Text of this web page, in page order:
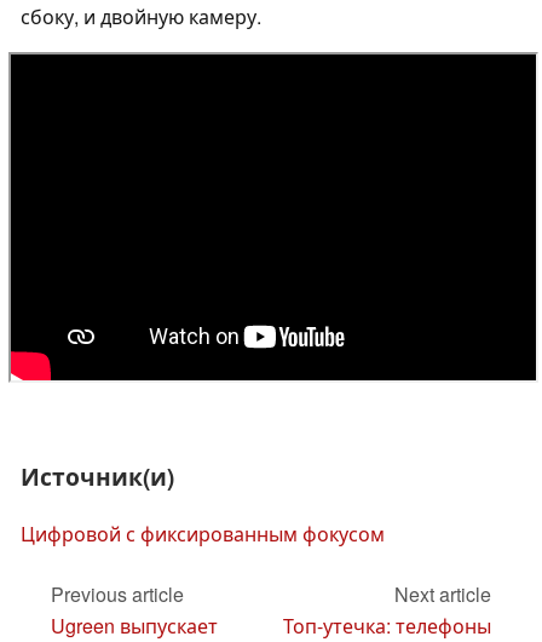
сбоку, и двойную камеру.
Источник(и)
Цифровой с фиксированным фокусом
Previous article
Ugreen выпускает
Next article
Топ-утечка: телефоны